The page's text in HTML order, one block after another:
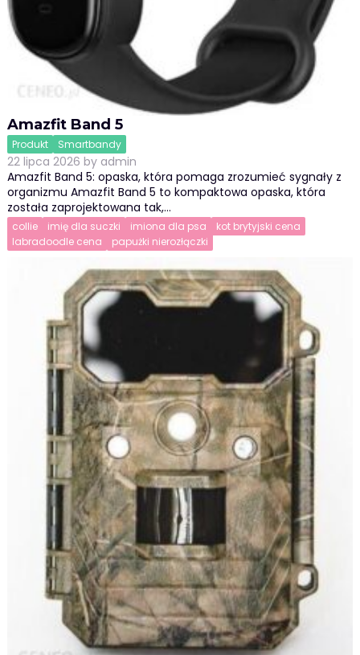
Amazfit Band 5
Produkt Smartbandy
22 lipca 2026 by admin
Amazfit Band 5: opaska, która pomaga zrozumieć sygnały z
organizmu Amazfit Band 5 to kompaktowa opaska, która
została zaprojektowana tak,…
collie imię dla suczki imiona dla psa
kot brytyjski cena
labradoodle cena
papużki nierozłączki